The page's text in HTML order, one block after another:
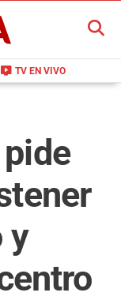
live_tv TV EN VIVO
BUSCAR
y